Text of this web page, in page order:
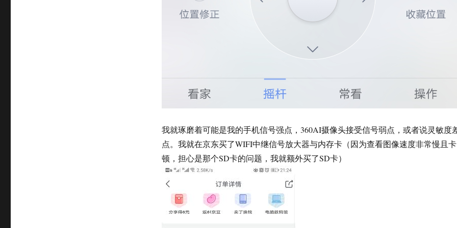
我就琢磨着可能是我的手机信号强点，360AI摄像头接受信号弱点，或者说灵敏度
点。我就在京东买了WIFI中继信号放大器与内存卡（因为查看图像速度非常慢且卡
顿，担心是那个SD卡的问题，我就额外买了SD卡）